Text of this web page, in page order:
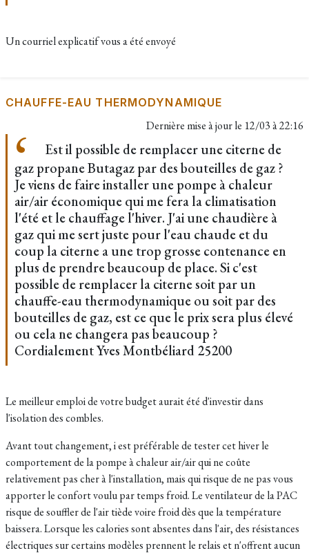
Un courriel explicatif vous a été envoyé
CHAUFFE-EAU THERMODYNAMIQUE
Dernière mise à jour le 12/03 à 22:16
Est il possible de remplacer une citerne de
gaz propane Butagaz par des bouteilles de gaz ?
Je viens de faire installer une pompe à chaleur
air/air économique qui me fera la climatisation
l'été et le chauffage l'hiver. J'ai une chaudière à
gaz qui me sert juste pour l'eau chaude et du
coup la citerne a une trop grosse contenance en
plus de prendre beaucoup de place. Si c'est
possible de remplacer la citerne soit par un
chauffe-eau thermodynamique ou soit par des
bouteilles de gaz, est ce que le prix sera plus élevé
ou cela ne changera pas beaucoup ?
Cordialement Yves Montbéliard 25200
Le meilleur emploi de votre budget aurait été d'investir dans
l'isolation des combles.
Avant tout changement, i est préférable de tester cet hiver le
comportement de la pompe à chaleur air/air qui ne coûte
relativement pas cher à l'installation, mais qui risque de ne pas vous
apporter le confort voulu par temps froid. Le ventilateur de la PAC
risque de souffler de l'air tiède voire froid dès que la température
baissera. Lorsque les calories sont absentes dans l'air, des résistances
électriques sur certains modèles prennent le relais et n'offrent aucun